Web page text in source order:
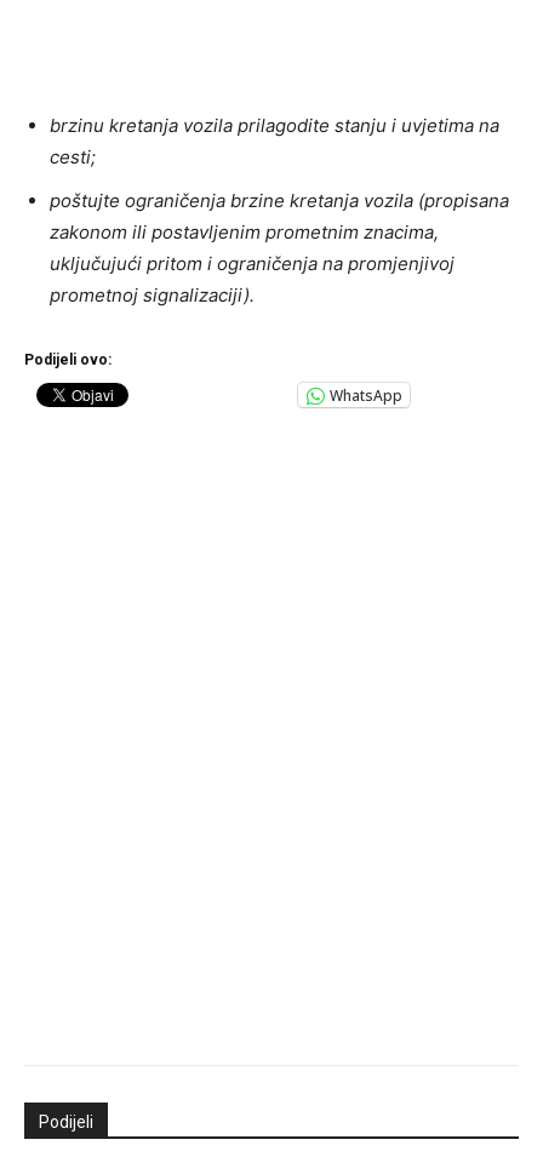
brzinu kretanja vozila prilagodite stanju i uvjetima na
cesti;
poštujte ograničenja brzine kretanja vozila (propisana
zakonom ili postavljenim prometnim znacima,
uključujući pritom i ograničenja na promjenjivoj
prometnoj signalizaciji).
Podijeli ovo:
WhatsApp
Podijeli